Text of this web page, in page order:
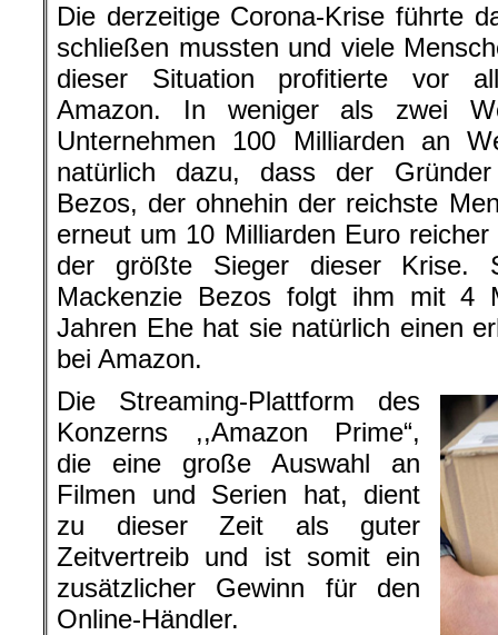
Die derzeitige Corona-Krise führte
schließen mussten und viele
dieser Situation profitierte vor
Amazon. In weniger als zwei
Unternehmen 100 Milliarden an
natürlich dazu, dass der
Bezos, der ohnehin der reichste
erneut um 10 Milliarden Euro
der größte Sieger dieser Krise.
Mackenzie Bezos folgt ihm mit 4
Jahren Ehe hat sie natürlich einen
bei Amazon.
Die Streaming-Plattform des
Konzerns ,,Amazon Prime“,
die eine große Auswahl an
Filmen und Serien hat, dient
zu dieser Zeit als guter
Zeitvertreib und ist somit ein
zusätzlicher Gewinn für den
Online-Händler.